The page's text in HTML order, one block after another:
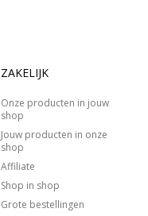
ZAKELIJK
Onze producten in jouw
shop
Jouw producten in onze
shop
Affiliate
Shop in shop
Grote bestellingen